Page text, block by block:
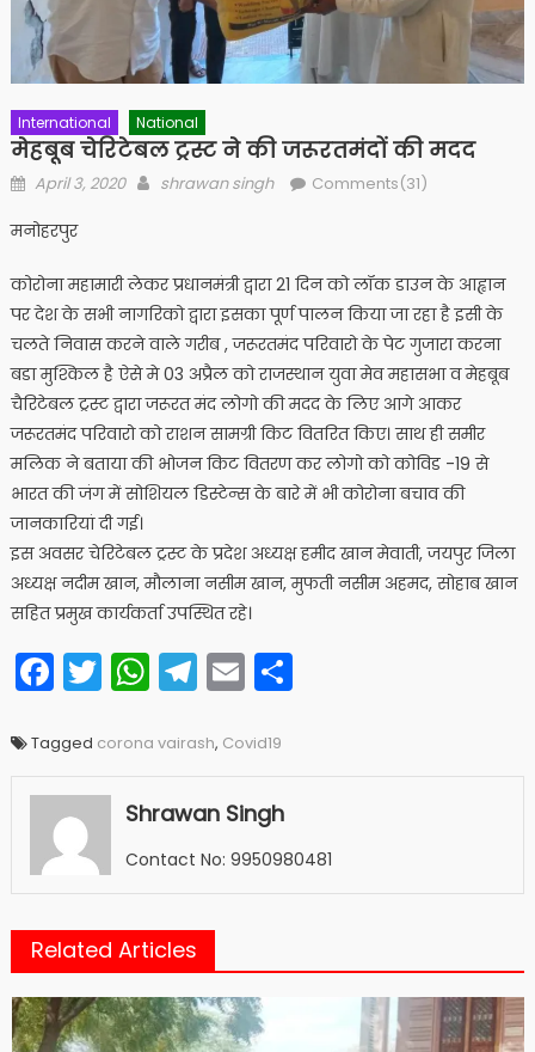
International National
मेहबूब चेरिटेबल ट्रस्ट ने की जरूरतमंदों की मदद
Posted
April 3, 2020 Author
shrawan singh Comments(31)
मनोहरपुर
कोरोना महामारी लेकर प्रधानमंत्री द्वारा 21 दिन को लॉक डाउन के आह्वान
पर देश के सभी नागरिको द्वारा इसका पूर्ण पालन किया जा रहा है इसी के
चलते निवास करने वाले गरीब , जरूरतमंद परिवारो के पेट गुजारा करना
बडा मुश्किल है ऐसे मे 03 अप्रैल को राजस्थान युवा मेव महासभा व मेहबूब
चैरिटेबल ट्रस्ट द्वारा जरूरत मंद लोगो की मदद के लिए आगे आकर
जरूरतमंद परिवारो को राशन सामग्री किट वितरित किए। साथ ही समीर
मलिक ने बताया की ​भोजन किट वितरण कर लोगो को कोविड -19 से
भारत की जंग में सोशियल डिस्टेन्स के बारे में भी कोरोना बचाव की
जानकारियां दी गई।
इस अवसर चेरिटेबल ट्रस्ट के प्रदेश अध्यक्ष हमीद खान मेवाती, जयपुर जिला
अध्यक्ष नदीम खान, मौलाना नसीम खान, मुफती नसीम अहमद, सोहाब खान
सहित प्रमुख कार्यकर्ता उपस्थित रहे।
Facebook
Twitter
WhatsApp
Telegram
EmailShare
Tagged corona vairash, Covid19
Shrawan Singh
Contact No: 9950980481
Related Articles